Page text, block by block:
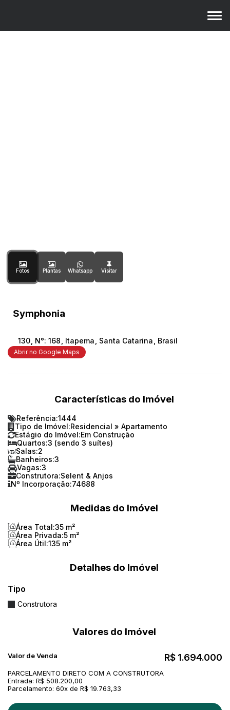
Fotos Plantas Whatsapp
Symphonia
130 N°: 168 Itapema Santa Catarina Brasil
Abrir no Google Maps
Características do Imóvel
Referência:1444
Tipo de Imóvel:Residencial » Apartamento
Estágio do Imóvel:Em Construção
Quartos:3 (sendo 3 suítes)
Salas:2
Banheiros:3
Vagas:3
Construtora:Selent & Anjos
Nº Incorporação:74688
Medidas do Imóvel
Área Total:35 m²
Área Privada:5 m²
Área Útil:135 m²
Detalhes do Imóvel
Tipo
Construtora
Valores do Imóvel
R$ 1.694.000
Valor de Venda
PARCELAMENTO DIRETO COM A CONSTRUTORA
Entrada: R$ 508.200,00
Parcelamento: 60x de R$ 19.763,33